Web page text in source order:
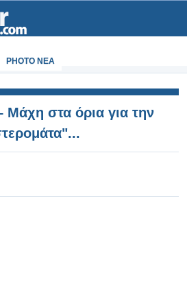
PHOTO NEA
στα όρια για την